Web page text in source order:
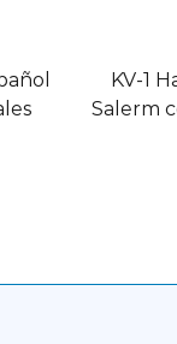
KV-1
Salerm